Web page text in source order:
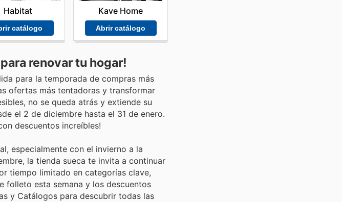
Habitat
catálogo
Kave Home
Abrir catálogo
renovar tu hogar!
para la temporada de compras más
ofertas más tentadoras y transformar
no se queda atrás y extiende su
el 2 de diciembre hasta el 31 de enero.
descuentos increíbles!
especialmente con el invierno a la
la tienda sueca te invita a continuar
tiempo limitado en categorías clave,
folleto esta semana y los descuentos
y Catálogos para descubrir todas las